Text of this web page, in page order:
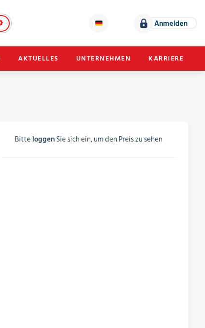
Anmelden
AKTUELLES UNTERNEHMEN KARRIERE
Bitte loggenSie sich ein, um den Preis zu sehen